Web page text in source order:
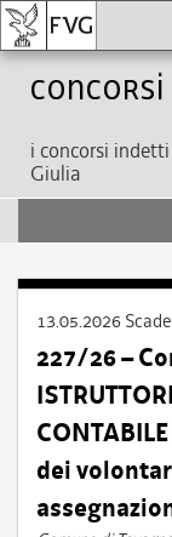
Concorsi
i concorsi
Giulia
13.05.2026
227/26 –
dei